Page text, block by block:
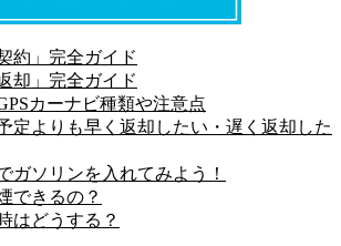
約」完全ガイド
却」完全ガイド
カーナビ種類や注意点
定よりも早く返却したい・遅く返却した
ガソリンを入れてみよう！
できるの？
はどうする？